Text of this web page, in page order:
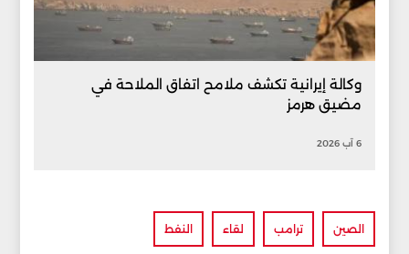
وكالة إيرانية تكشف ملامح اتفاق الملاحة في
مضيق هرمز
6 آب 2026
الصين ترامب لقاء النفط